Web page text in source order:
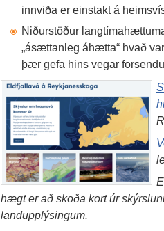
innviða er einstakt á
Niðurstöður
„ásættanleg áhætta“ hvað
þær gefa hins vegar
hægt er að skoða kort úr
landupplýsingum.